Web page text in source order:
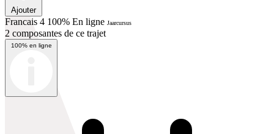
Ajouter
Francais 4 100% En ligne Jaarcursus
2 composantes de ce trajet
100% en ligne